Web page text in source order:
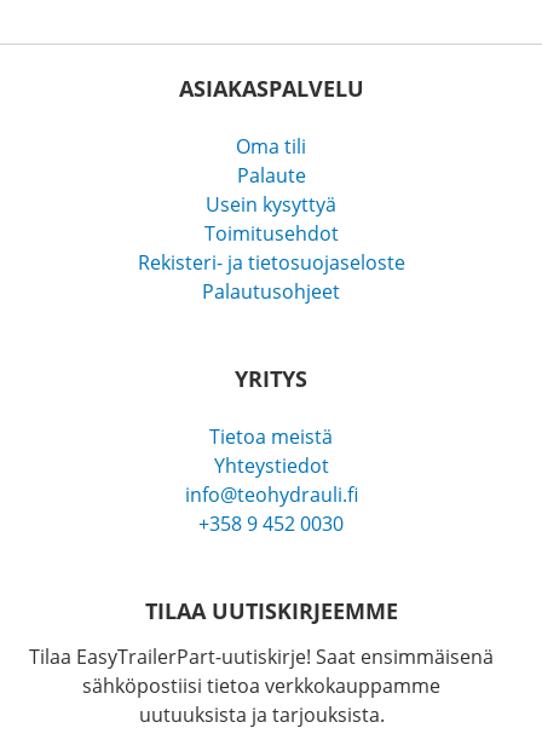
ASIAKASPALVELU
Oma tili
Palaute
Usein kysyttyä
Toimitusehdot
Rekisteri- ja tietosuojaseloste
Palautusohjeet
YRITYS
Tietoa meistä
Yhteystiedot
info@teohydrauli.fi
+358 9 452 0030
TILAA UUTISKIRJEEMME
Tilaa EasyTrailerPart-uutiskirje! Saat ensimmäisenä
sähköpostiisi tietoa verkkokauppamme
uutuuksista ja tarjouksista.